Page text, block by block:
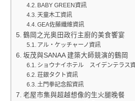
BABY GREEN資訊
天童木工資訊
GEA佐藤纖維資訊
鶴岡之光奥田政行主廚的美食饗宴
アル・ケッチャーノ資訊
坂茂與SANAA 建築大師競演的鶴岡
ショウナイホテル スイデンテラス
荘銀タクト資訊
土門拳記念館資訊
老屋市集與超越想像的生火腿晚餐